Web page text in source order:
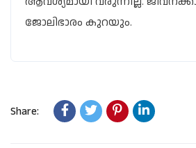
ജോലിഭാരം കുറയും.
Share: